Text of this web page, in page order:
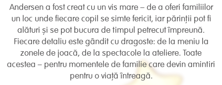
Andersen a fost creat cu un vis mare – de a oferi familiilor
un loc unde fiecare copil se simte fericit, iar părinții pot fi
alături și se pot bucura de timpul petrecut împreună.
Fiecare detaliu este gândit cu dragoste: de la meniu la
zonele de joacă, de la spectacole la ateliere. Toate
acestea – pentru momentele de familie care devin amintiri
pentru o viață întreagă.